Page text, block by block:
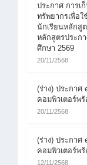
ประกาศ การเ
ทรัพยากรเพื่อ
นักเรียนหลักสู
หลักสูตรประก
ศึกษา 2569
20/11/2568
(ร่าง) ประกาศ
คอมพิวเตอร์พ
20/11/2568
(ร่าง) ประกาศ
คอมพิวเตอร์พ
12/11/2568